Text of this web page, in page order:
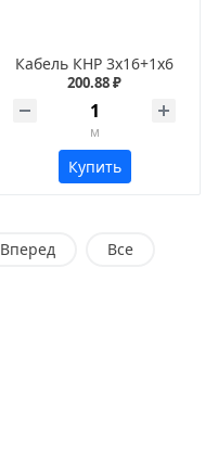
Кабель КНР 3х16+1х6
200.88 ₽
м
Купить
Вперед Все